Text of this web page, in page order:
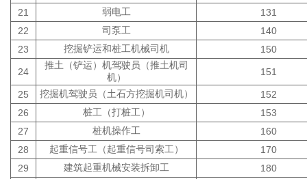
21
弱电工
131
22
司泵工
140
23
挖掘铲运和桩工机械司机 150
24
推土（铲运）机驾驶员（推土机司
机）
151
25 挖掘机驾驶员（土石方挖掘机司机）
152
26
桩工（打桩工）
153
27
桩机操作工
160
28
起重信号工（起重信号司索工）
170
29
建筑起重机械安装拆卸工
180